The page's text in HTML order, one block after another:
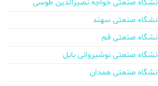
صنعتی خواجه نصیرالدین طوسی
صنعتی سهند
صنعتی قم
صنعتی نوشیروانی بابل
صنعتی همدان